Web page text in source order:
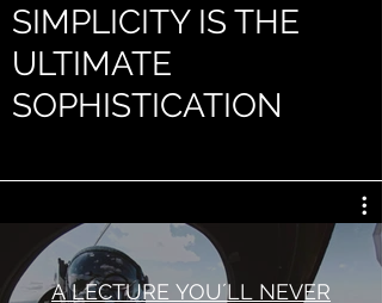
SIMPLICITY IS THE
ULTIMATE
SOPHISTICATION
A LECTURE YOU´LL NEVER